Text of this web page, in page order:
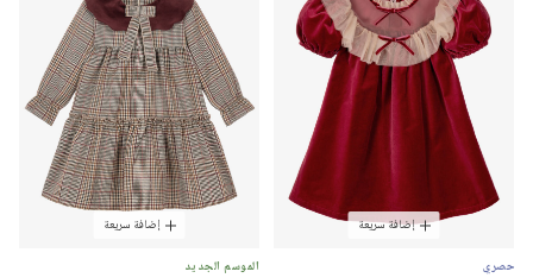
إضافة سريعة
حصري
إضافة سريعة
الموسم الجديد